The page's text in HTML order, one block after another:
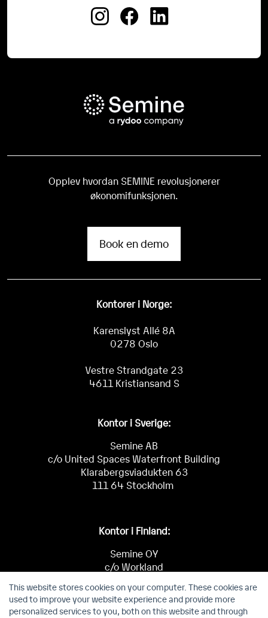
This website stores cookies on your computer. These cookies are
used to improve your website experience and provide more
personalized services to you, both on this website and through
Opplev hvordan SEMINE revolusjonerer
økonomifunksjonen.
Book en demo
Kontorer i Norge:
Karenslyst Allé 8A
0278 Oslo
Vestre Strandgate 23
4611 Kristiansand S
Kontor i Sverige:
Semine AB
c/o United Spaces Waterfront Building
Klarabergsviadukten 63
111 64 Stockholm
Kontor i Finland:
Semine OY
c/o Workland
02150 Espoo